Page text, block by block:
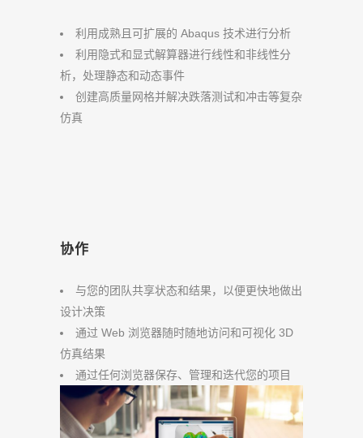
利用成熟且可扩展的 Abaqus 技术进行分析
利用隐式和显式解算器进行线性和非线性分
析，处理静态和动态事件
创建高质量网格并解决跌落测试和冲击等复杂
仿真
协作
与您的团队共享状态和结果，以便更快地做出
设计决策
通过 Web 浏览器随时随地访问和可视化 3D
仿真结果
通过任何浏览器保存、管理和迭代您的项目